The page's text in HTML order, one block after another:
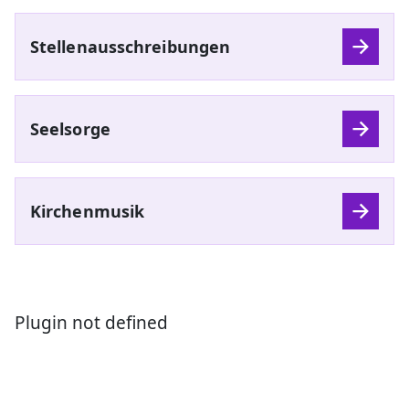
Stellenausschreibungen
Seelsorge
Kirchenmusik
Plugin not defined